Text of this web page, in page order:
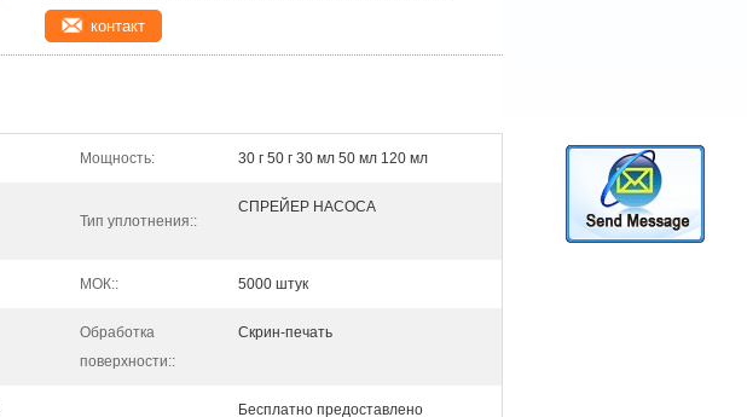
контакт
Мощность: 30 г 50 г 30 мл 50 мл 120 мл
Тип уплотнения::
СПРЕЙЕР НАСОСА
МОК:: 5000 штук
Обработка
поверхности::
Скрин-печать
Бесплатно предоставлено